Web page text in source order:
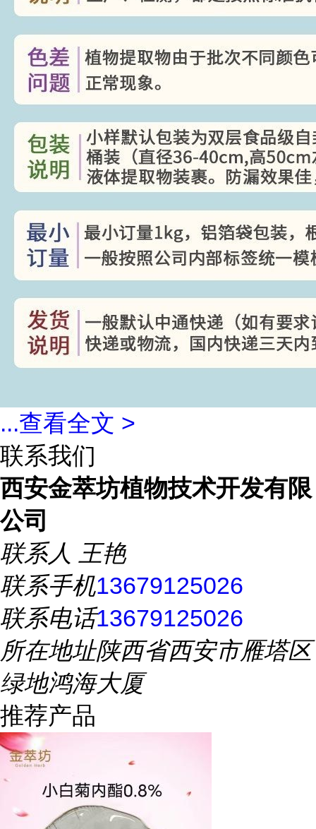
...查看全文 >
联系我们
西安金萃坊植物技术开发有限
公司
联系人 王艳
联系手机13679125026
联系电话13679125026
所在地址陕西省西安市雁塔区
绿地鸿海大厦
推荐产品